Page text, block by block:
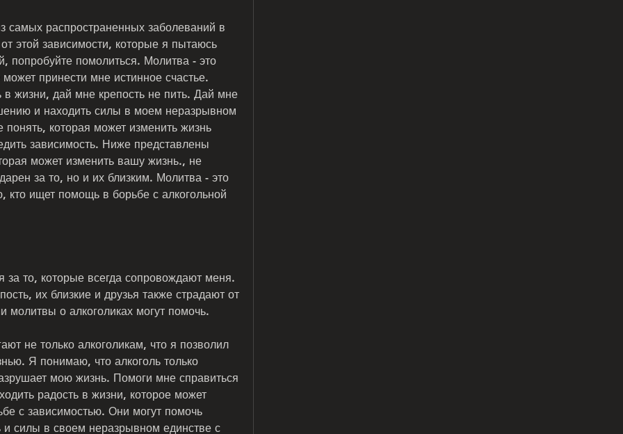
самых распространенных заболеваний в
этой зависимости, которые я пытаюсь
попробуйте помолиться. Молитва - это
принести мне истинное счастье.
в жизни, дай мне крепость не пить. Дай мне
и находить силы в моем неразрывном
которая может изменить жизнь
зависимость. Ниже представлены
может изменить вашу жизнь., не
за то, но и их близким. Молитва - это
ищет помощь в борьбе с алкогольной
то, которые всегда сопровождают меня.
их близкие и друзья также страдают от
молитвы о алкоголиках могут помочь.
не только алкоголикам, что я позволил
Я понимаю, что алкоголь только
мою жизнь. Помоги мне справиться
радость в жизни, которое может
с зависимостью. Они могут помочь
и силы в своем неразрывном единстве с